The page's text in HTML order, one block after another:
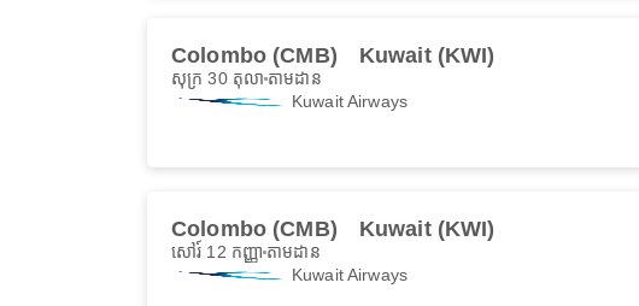
Colombo (CMB) Kuwait (KWI)
សុក្រ 30 តុលា តាមដាន
Kuwait Airways
Colombo (CMB) Kuwait (KWI)
សៅរ៍ 12 កញ្ញា តាមដាន
Kuwait Airways